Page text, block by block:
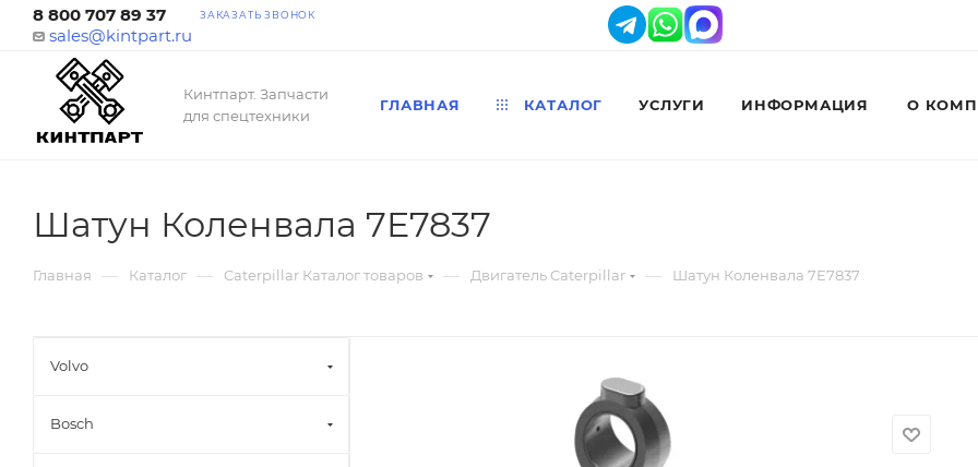
8 800 707 89 37 ЗАКАЗАТЬ ЗВОНОК
sales@kintpart.ru
Кинтпарт. Запчасти
для спецтехники
ГЛАВНАЯ КАТАЛОГ УСЛУГИ ИНФОРМАЦИЯ О
Шатун Коленвала 7E7837
Главная — Каталог — Caterpillar Каталог товаров — Двигатель Caterpillar — Шатун Коленвала 7E7837
Volvo
Bosch